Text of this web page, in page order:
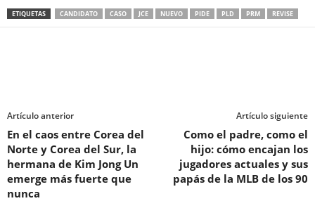
ETIQUETAS CANDIDATO CASO JCE NUEVO PIDE PLD PRM REVISE
Artículo anterior
En el caos entre Corea del
Norte y Corea del Sur, la
hermana de Kim Jong Un
emerge más fuerte que
nunca
Artículo siguiente
Como el padre, como el
hijo: cómo encajan los
jugadores actuales y sus
papás de la MLB de los 90